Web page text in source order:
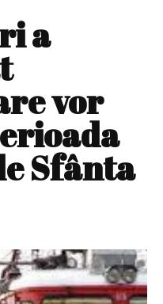
a
vor
Sfânta